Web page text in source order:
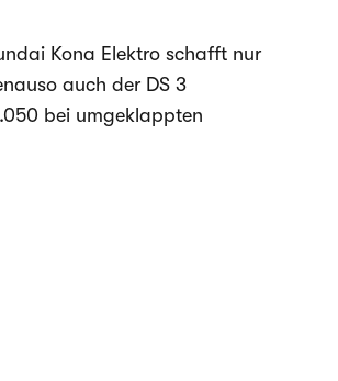
Kona Elektro schafft nur
auch der DS 3
bei umgeklappten